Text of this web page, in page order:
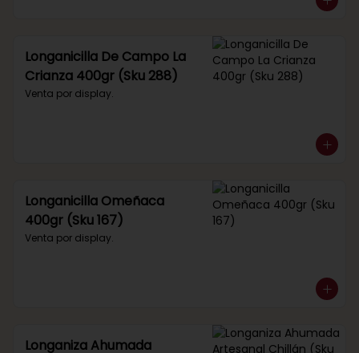
Longanicilla De Campo La
Crianza 400gr (Sku 288)
Venta por display.
Longanicilla Omeñaca
400gr (Sku 167)
Venta por display.
Longaniza Ahumada